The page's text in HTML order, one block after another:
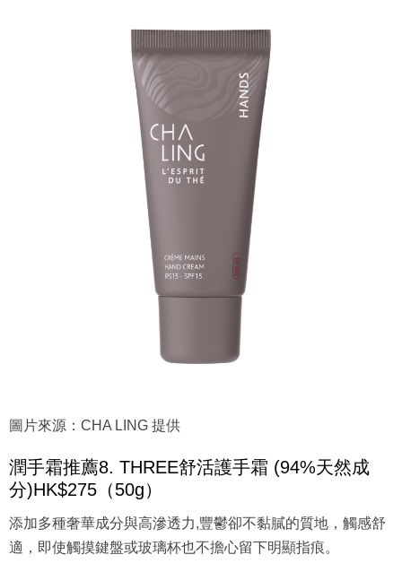
圖片來源：CHA LING 提供
潤手霜推薦8. THREE舒活護手霜 (94%天然成
分)HK$275（50g）
添加多種奢華成分與高滲透力,豐鬱卻不黏膩的質地，觸感舒
適，即使觸摸鍵盤或玻璃杯也不擔心留下明顯指痕。